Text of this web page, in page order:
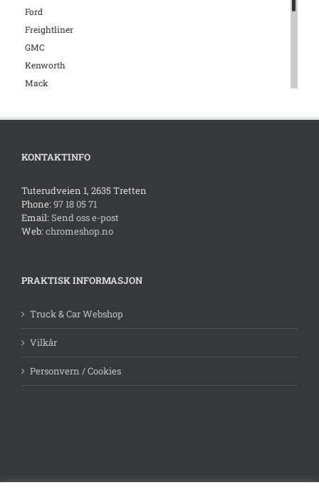
Ford
Freightliner
GMC
Kenworth
Mack
Mopar
Pontiac
Tilhenger
Universal
Volkswagen
KONTAKTINFO
Tuterudveien 1, 2635 Tretten
Phone:97 18 05 71
Email:Send oss e-post
Web:chromeshop.no
PRAKTISK INFORMASJON
Truck & Car Webshop
Vilkår
Personvern / Cookies